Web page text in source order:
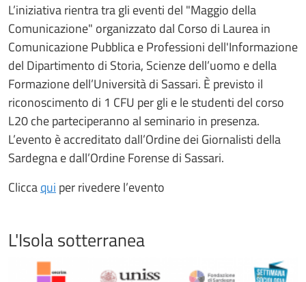
L’iniziativa rientra tra gli eventi del "Maggio della
Comunicazione" organizzato dal Corso di Laurea in
Comunicazione Pubblica e Professioni dell'Informazione
del Dipartimento di Storia, Scienze dell’uomo e della
Formazione dell’Università di Sassari. È previsto il
riconoscimento di 1 CFU per gli e le studenti del corso
L20 che parteciperanno al seminario in presenza.
L’evento è accreditato dall’Ordine dei Giornalisti della
Sardegna e dall’Ordine Forense di Sassari.
Cliccaqui per rivedere l’evento
L'Isola sotterranea